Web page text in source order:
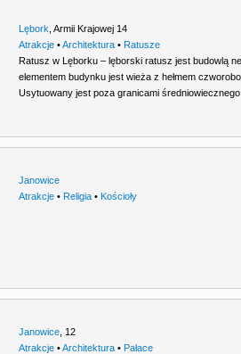
Lębork ,Armii Krajowej 14
Atrakcje •Architektura • Ratusze
Ratusz w Lęborku – lęborski ratusz jest budowlą
elementem budynku jest wieża z hełmem
Usytuowany jest poza granicami średniowiecznego
Janowice
Atrakcje • Religia • Kościoły
Janowice 12
Atrakcje •Architektura • Pałace